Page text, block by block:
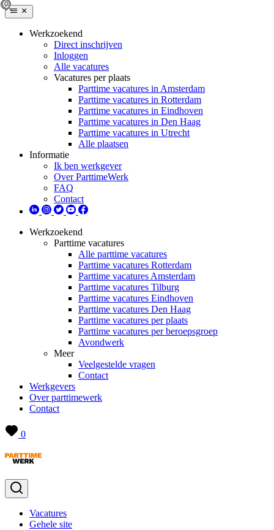
Werkzoekend
Direct inschrijven
Inloggen
Alle vacatures
Vacatures per plaats
Parttime vacatures in Amsterdam
Parttime vacatures in Rotterdam
Parttime vacatures in Eindhoven
Parttime vacatures in Den Haag
Parttime vacatures in Utrecht
Alle plaatsen
Informatie
Ik ben werkgever
Over ParttimeWerk
FAQ
Contact
Werkzoekend
Parttime vacatures
Alle parttime vacatures
Parttime vacatures Rotterdam
Parttime vacatures Amsterdam
Parttime vacatures Tilburg
Parttime vacatures Eindhoven
Parttime vacatures Den Haag
Parttime vacatures per plaats
Parttime vacatures per beroepsgroep
Avondwerk
Meer
Veelgestelde vragen
Contact
Werkgevers
Over parttimewerk
Contact
0
Vacatures
Gehele site